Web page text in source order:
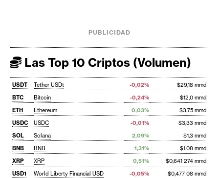
PUBLICIDAD
Las Top 10 Criptos (Volumen)
USDT Tether USDt -0,02%
$29,18 mmd
BTC
Bitcoin -0,24%
$12,0 mmd
ETH
Ethereum 0,03%
$3,75 mmd
USDC
USDC -0,01%
$3,33 mmd
SOL
Solana 2,09%
$1,3 mmd
BNB
BNB 1,31%
$1,08 mmd
XRP
XRP 0,51%
$0,641 274 mmd
USD1
World Liberty Financial USD -0,05%
$0,477 08 mmd